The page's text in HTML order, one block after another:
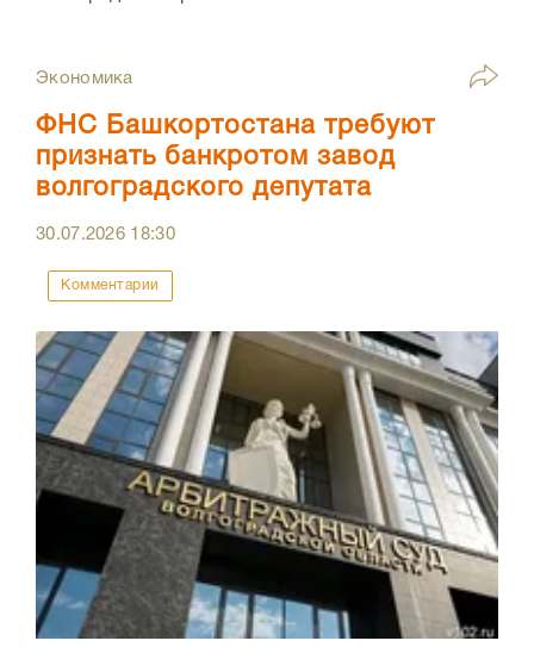
Экономика
ФНС Башкортостана требуют
признать банкротом завод
волгоградского депутата
30.07.2026 18:30
Комментарии